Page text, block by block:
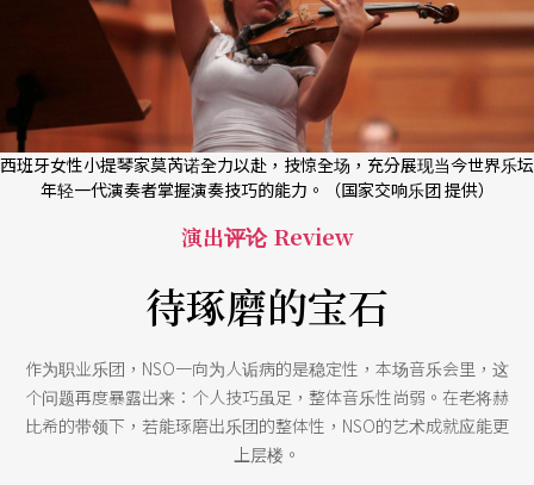
西班牙女性小提琴家莫芮诺全力以赴，技惊全场，充分展现当今世界乐坛
年轻一代演奏者掌握演奏技巧的能力。（国家交响乐团 提供）
演出评论 Review
待琢磨的宝石
作为职业乐团，NSO一向为人诟病的是稳定性，本场音乐会里，这
个问题再度暴露出来：个人技巧虽足，整体音乐性尚弱。在老将赫
比希的带领下，若能琢磨出乐团的整体性，NSO的艺术成就应能更
上层楼。